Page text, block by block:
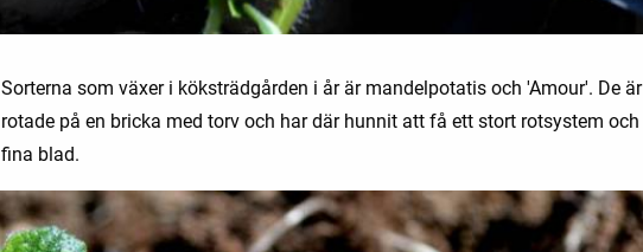
Sorterna som växer i köksträdgården i år är mandelpotatis och 'Amour'. De är
rotade på en bricka med torv och har där hunnit att få ett stort rotsystem och
fina blad.